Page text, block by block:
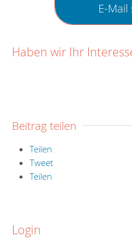
Beitrag teilen
Teilen
Tweet
Teilen
Login
E-
Haben wir Ihr